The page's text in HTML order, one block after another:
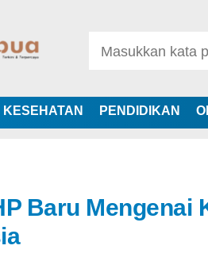
KESEHATAN PENDIDIKAN
Baru Mengenai